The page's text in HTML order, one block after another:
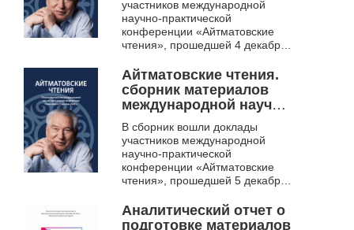
конференции
(Новосибирск, 4
декабря 2024 г.)
участников международной
научно-практической
конференции «Айтматовские
чтения», прошедшей 4 декабря
охватывает различные сферы
деятельности писателя: ...
Айтматовские чтения.
сборник материалов
международной научно-
практической
конференции
(Новосибирск, 5
декабря 2025 г.)
В сборник вошли доклады
участников международной
научно-практической
конференции «Айтматовские
чтения», прошедшей 5 декабря
охватывает различные сферы
деятельности писателя: ...
Аналитический отчет о
подготовке материалов